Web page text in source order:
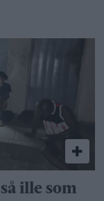
ille som